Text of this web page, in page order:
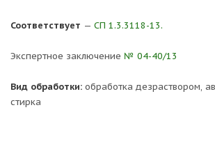
Соответствует — СП 1.3.3118-13.
Экспертное заключение № 04-40/13
Вид обработки: обработка дезраствором,
стирка